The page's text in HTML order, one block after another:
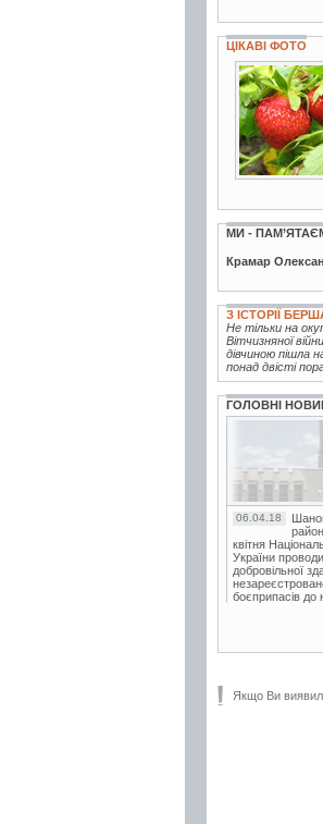
ЦІКАВІ ФОТО
7 фото
МИ -
Крамар
З ІСТОРІЇ
Не тільки на
Вітчизняної
дівчиною пішла
понад двісті
ГОЛОВНІ
06.04.18
квітня
України
добровільної
боєприпасів до
Якщо Ви